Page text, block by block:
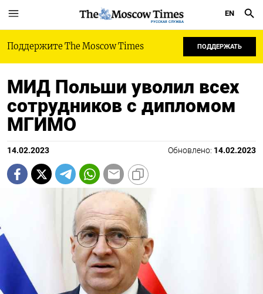
РУССКАЯ СЛУЖБА
EN
Поддержите The Moscow Times ПОДДЕРЖАТЬ
МИД Польши уволил всех
сотрудников с дипломом
МГИМО
14.02.2023 Обновлено: 14.02.2023